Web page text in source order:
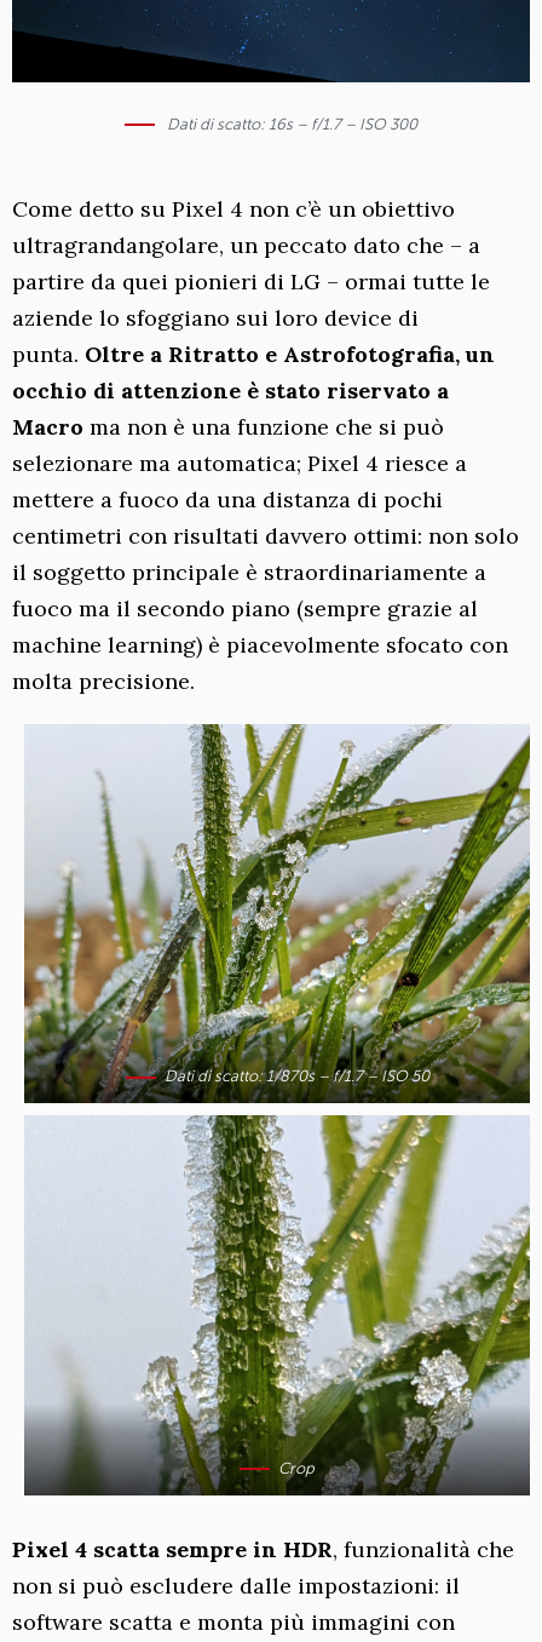
Dati di scatto: 16s – f/1.7 – ISO 300
Come detto su Pixel 4 non c’è un obiettivo
ultragrandangolare, un peccato dato che – a
partire da quei pionieri di LG – ormai tutte le
aziende lo sfoggiano sui loro device di
punta. Oltre a Ritratto e Astrofotografia, un
occhio di attenzione è stato riservato a
Macro ma non è una funzione che si può
selezionare ma automatica; Pixel 4 riesce a
mettere a fuoco da una distanza di pochi
centimetri con risultati davvero ottimi: non solo
il soggetto principale è straordinariamente a
fuoco ma il secondo piano (sempre grazie al
machine learning) è piacevolmente sfocato con
molta precisione.
Dati di scatto: 1/870s – f/1.7 – ISO 50
Crop
Pixel 4 scatta sempre in HDR, funzionalità che
non si può escludere dalle impostazioni: il
software scatta e monta più immagini con